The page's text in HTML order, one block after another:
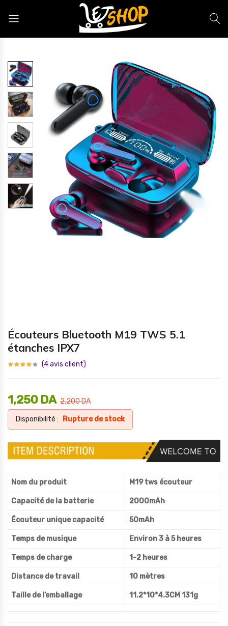
Écouteurs Bluetooth M19 TWS 5.1
étanches IPX7
(4avis client)
2,200DA
1,250 DA
Disponibilité : Rupture de stock
Nom du produit M19 tws écouteur
Capacité de la batterie 2000mAh
Écouteur unique capacité 50mAh
Temps de musique Environ 3 à 5 heures
Temps de charge 1-2 heures
Distance de travail 10 mètres
Taille de l’emballage 11.2*10*4.3CM 131g